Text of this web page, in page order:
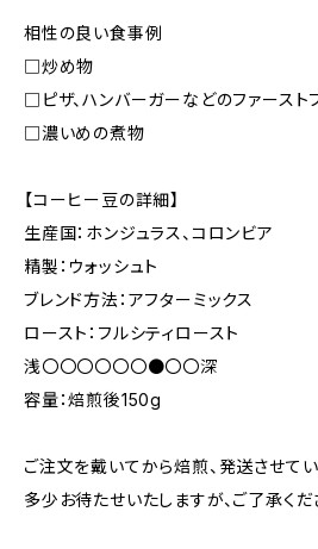
相性の良い食事例
□炒め物
□ピザ、ハンバーガーなどのファースト
□濃いめの煮物
【コーヒー豆の詳細】
生産国：ホンジュラス、コロンビア
精製：ウォッシュト
ブレンド方法：アフターミックス
ロースト：フルシティロースト
浅〇〇〇〇〇〇●〇〇深
容量：焙煎後150g
ご注文を戴いてから焙煎、発送させて
多少お待たせいたしますが、ご了承くだ